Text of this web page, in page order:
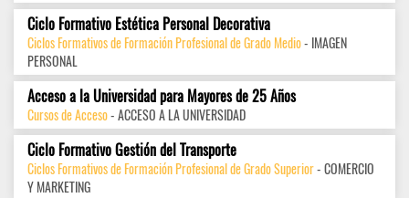
Ciclo Formativo Estética Personal Decorativa
Ciclos Formativos de Formación Profesional de Grado Medio- IMAGEN
PERSONAL
Acceso a la Universidad para Mayores de 25 Años
Cursos de Acceso- ACCESO A LA UNIVERSIDAD
Ciclo Formativo Gestión del Transporte
Ciclos Formativos de Formación Profesional de Grado Superior- COMERCIO
Y MARKETING